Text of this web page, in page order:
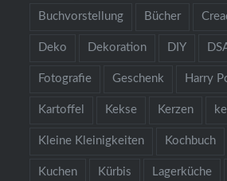
Buchvorstellung Bücher
Deko Dekoration DIY
Fotografie Geschenk Harry
Kartoffel Kekse Kerzen
Kleine Kleinigkeiten Kochbuch
Kuchen Kürbis Lagerküche